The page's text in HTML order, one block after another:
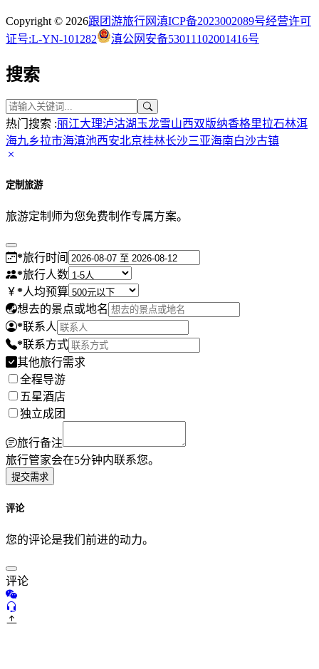
Copyright © 2026跟团游旅行网滇ICP备2023002089号经营许可
证号:L-YN-101282
滇公网安备53011102001416号
搜索
热门搜索 :丽江大理泸沽湖 玉龙雪山西双版纳香格里拉石林洱
海九乡拉市海滇池西安北京桂林长沙三亚海南 白沙古镇
定制旅游
旅游定制师为您免费制作专属方案。
*旅行时间
*旅行人数
*人均预算
想去的景点或地名
*联系人
*联系方式
其他旅行需求
全程导游
五星酒店
独立成团
旅行备注
旅行管家会在5分钟内联系您。
提交需求
评论
您的评论是我们前进的动力。
评论